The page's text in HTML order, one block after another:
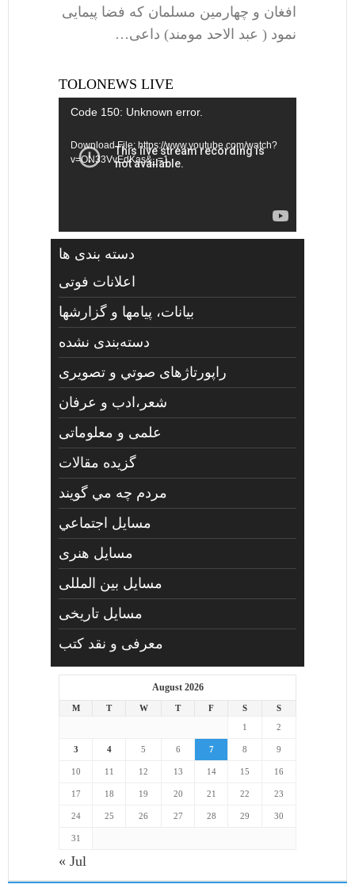
افغان و چهارمین مسلمان که فضا پیمایی
نمود ( عبد الاحد مومند) داعی…
TOLONEWS LIVE
Video
Code 150: Unknown error.
Download File: https://www.youtube.com/watch?
v=ON33VvEdKas&_=1
دسته بندی ها
اعلانات فوتی
بیانات، پیامها و گزارشها
دسته‌بندی نشده
راپورتاژهای صوتي و تصويری
شعر،ادب و عرفان
علمی و معلوماتی
گزیده مقالات
مردم چه مي گويند
مسايل اجتماعي
مسايل هنری
مسایل بین المللی
مسایل تاریخی
معرفی و نقد کتب
August 2026
M T W T F S
S
1
2
3 4 5 6 7 8 9
10 11 12 13 14 15 16
17 18 19 20 21 22 23
24 25 26 27 28 29 30
31
« Jul